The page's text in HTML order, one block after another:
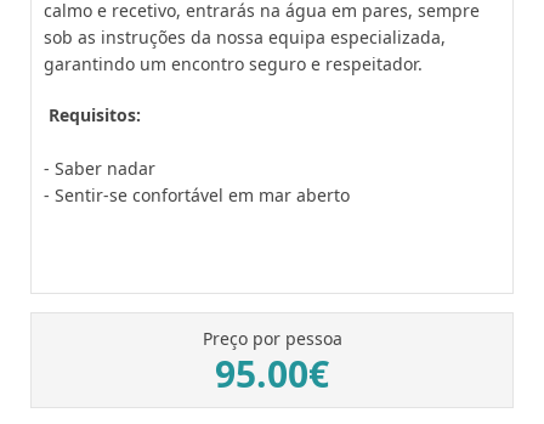
calmo e recetivo, entrarás na água em pares, sempre
sob as instruções da nossa equipa especializada,
garantindo um encontro seguro e respeitador.
Requisitos:
- Saber nadar
- Sentir-se confortável em mar aberto
Preço por pessoa
95.00€